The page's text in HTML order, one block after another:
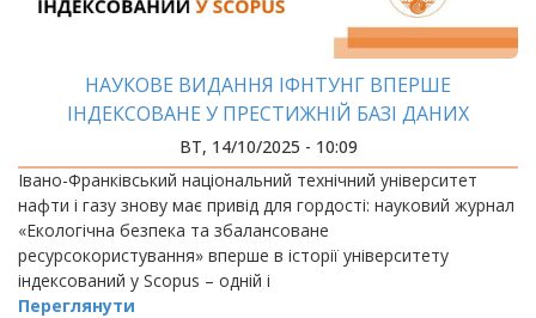
НАУКОВЕ ВИДАННЯ ІФНТУНГ ВПЕРШЕ
ІНДЕКСОВАНЕ У ПРЕСТИЖНІЙ БАЗІ ДАНИХ
ВТ, 14/10/2025 - 10:09
Івано-Франківський національний технічний університет
нафти і газу знову має привід для гордості: науковий журнал
«Екологічна безпека та збалансоване
ресурсокористування» вперше в історії університету
індексований у Scopus – одній і
Переглянути